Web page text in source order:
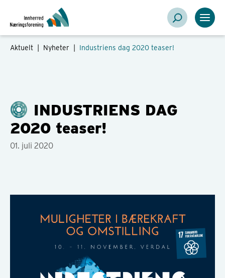
Aktuelt | Nyheter Industriens dag 2020 teaser!
INDUSTRIENS DAG
2020 teaser!
01. juli 2020